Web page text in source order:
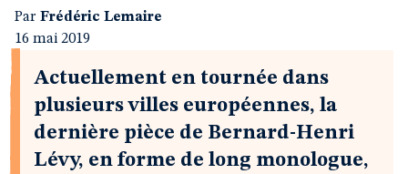
Par Frédéric Lemaire
16 mai 2019
Actuellement en tournée dans
plusieurs villes européennes, la
dernière pièce de Bernard-Henri
Lévy, en forme de long monologue,